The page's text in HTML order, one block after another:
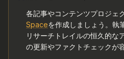
各記事やコンテンツプロジェ
Spaceを作成しましょう。執
リサーチトレイルの恒久的な
の更新やファクトチェックが